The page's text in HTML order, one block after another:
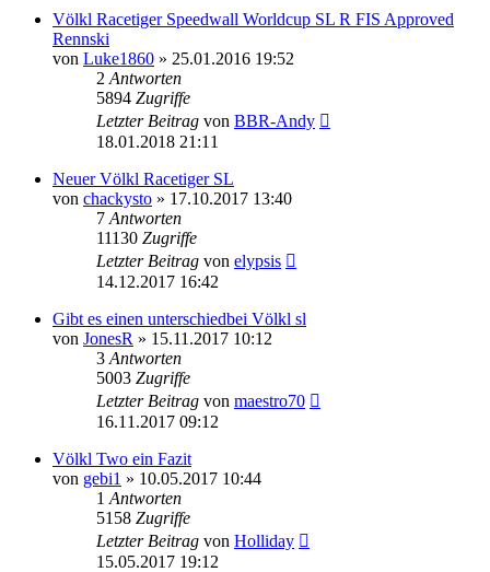
Völkl Racetiger Speedwall Worldcup SL R FIS Approved
Rennski
von Luke1860 » 25.01.2016 19:52
2 Antworten
5894 Zugriffe
Letzter Beitrag von BBR-Andy
18.01.2018 21:11
Neuer Völkl Racetiger SL
von chackysto » 17.10.2017 13:40
7 Antworten
11130 Zugriffe
Letzter Beitrag von elypsis
14.12.2017 16:42
Gibt es einen unterschiedbei Völkl sl
von JonesR » 15.11.2017 10:12
3 Antworten
5003 Zugriffe
Letzter Beitrag von maestro70
16.11.2017 09:12
Völkl Two ein Fazit
von gebi1 » 10.05.2017 10:44
1 Antworten
5158 Zugriffe
Letzter Beitrag von Holliday
15.05.2017 19:12